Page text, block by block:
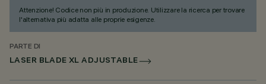
Attenzione! Codice non più in produzione. Utilizzare la ricerca per trovare
l'alternativa più adatta alle proprie esigenze.
PARTE DI
LASER BLADE XL ADJUSTABLE